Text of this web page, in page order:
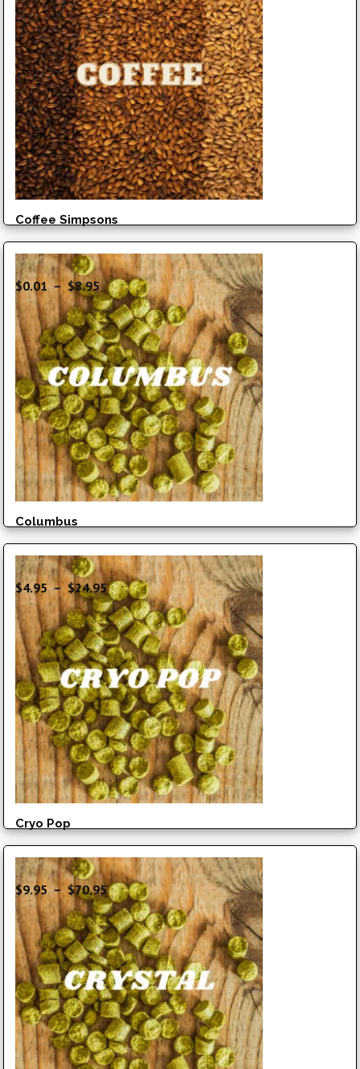
prix :
$7.25
à
$44.95
Coffee Simpsons
$0.01 – $8.95Plage
de
prix :
$0.01
à
$8.95
Columbus
$4.95 – $24.95Plage
de
prix :
$4.95
à
$24.95
Cryo Pop
$9.95 – $70.95Plage
de
prix :
$9.95
à
$70.95